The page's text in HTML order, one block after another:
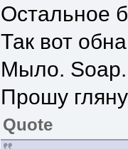
Остальное
Так вот
Мыло. Soap.
Прошу
Quote